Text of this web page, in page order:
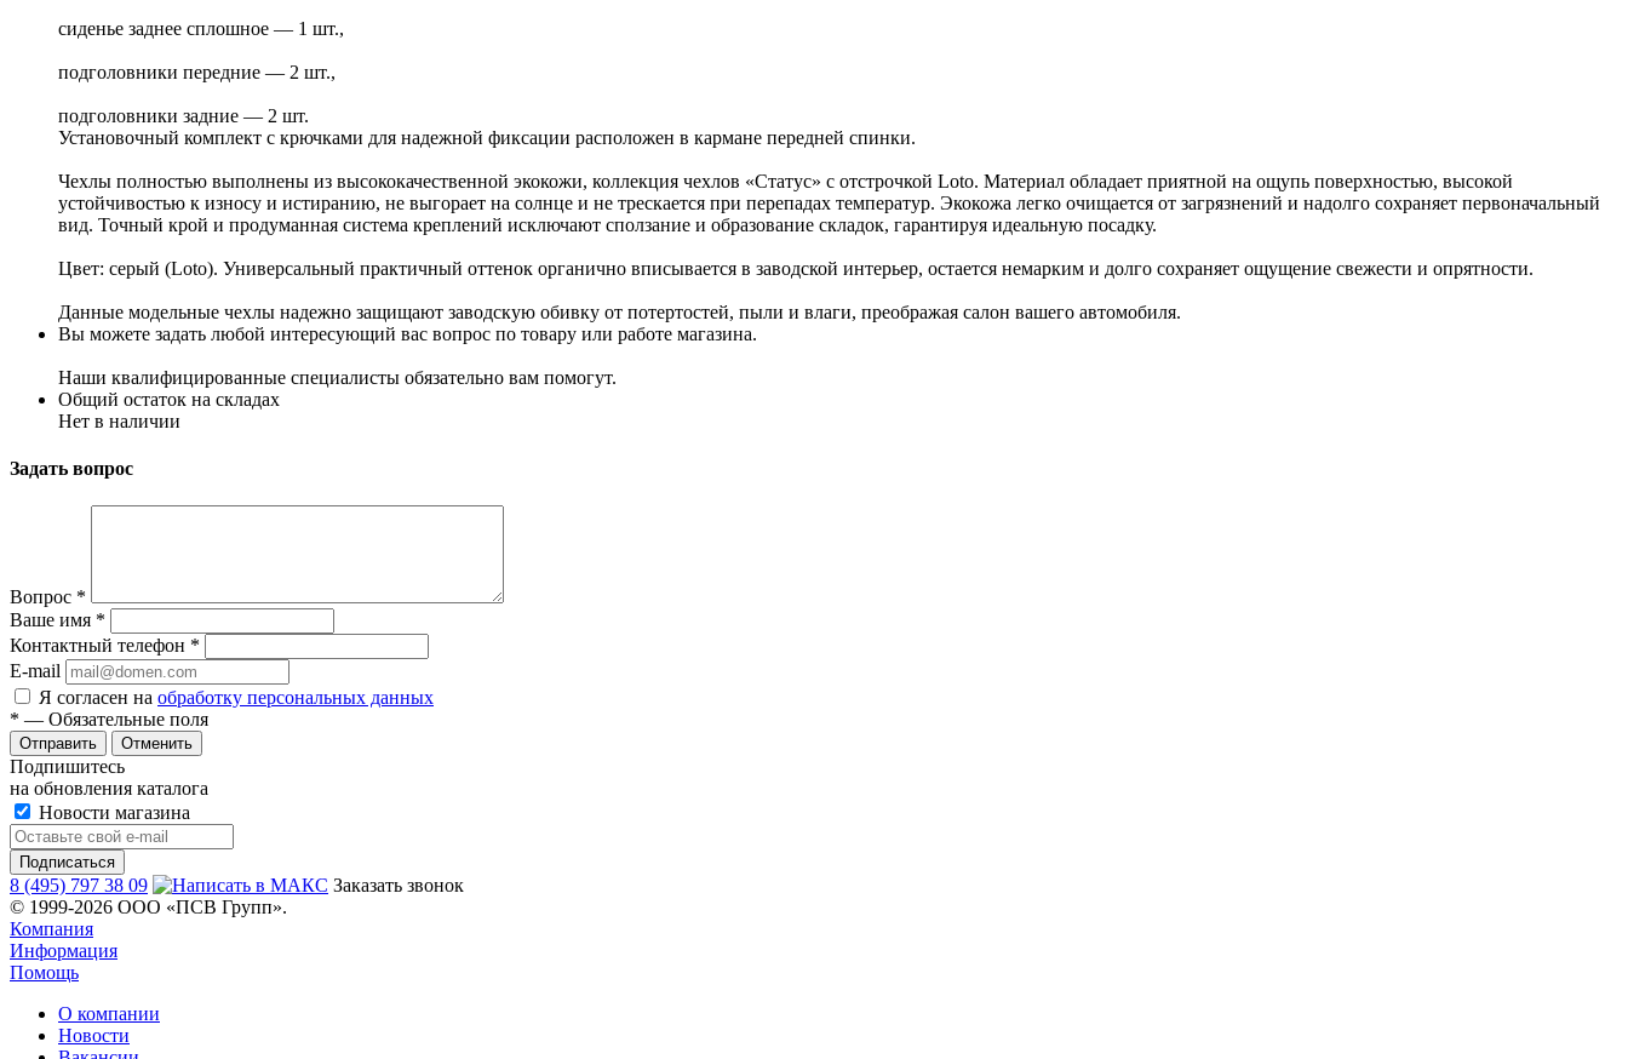
сиденье заднее сплошное — 1 шт.,
подголовники передние — 2 шт.,
подголовники задние — 2 шт.
Установочный комплект с крючками для надежной фиксации расположен в кармане передней спинки.
Чехлы полностью выполнены из высококачественной экокожи, коллекция чехлов «Статус» с отстрочкой Loto. Материал обладает приятной на ощупь поверхностью, высокой
устойчивостью к износу и истиранию, не выгорает на солнце и не трескается при перепадах температур. Экокожа легко очищается от загрязнений и надолго сохраняет первоначальный
вид. Точный крой и продуманная система креплений исключают сползание и образование складок, гарантируя идеальную посадку.
Цвет: серый (Loto). Универсальный практичный оттенок органично вписывается в заводской интерьер, остается немарким и долго сохраняет ощущение свежести и опрятности.
Данные модельные чехлы надежно защищают заводскую обивку от потертостей, пыли и влаги, преображая салон вашего автомобиля.
Вы можете задать любой интересующий вас вопрос по товару или работе магазина.
Наши квалифицированные специалисты обязательно вам помогут.
Общий остаток на складах
Нет в наличии
Задать вопрос
Вопрос *
Ваше имя *
Контактный телефон *
E-mail
Я согласен на обработку персональных данных
* — Обязательные поля
Отменить
Подпишитесь
на обновления каталога
Новости магазина
8 (495) 797 38 09
Заказать звонок
© 1999-2026 ООО «ПСВ Групп».
Компания
Информация
Помощь
О компании
Новости